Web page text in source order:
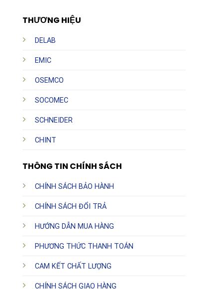
THƯƠNG HIỆU
DELAB
EMIC
OSEMCO
SOCOMEC
SCHNEIDER
CHINT
THÔNG TIN CHÍNH SÁCH
CHÍNH SÁCH BẢO HÀNH
CHÍNH SÁCH ĐỔI TRẢ
HƯỚNG DẪN MUA HÀNG
PHƯƠNG THỨC THANH TOÁN
CAM KẾT CHẤT LƯỢNG
CHÍNH SÁCH GIAO HÀNG